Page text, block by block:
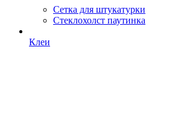
Сетка для штукатурки
Стеклохолст паутинка
Клеи